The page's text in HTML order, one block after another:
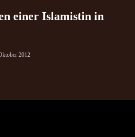
einer Islamistin in
2012